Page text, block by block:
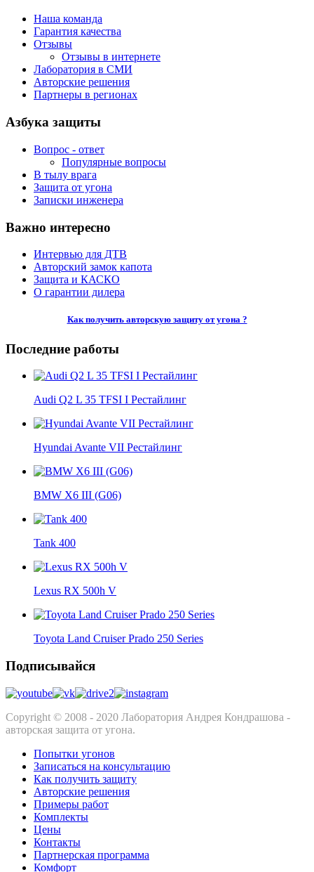
Наша команда
Гарантия качества
Отзывы
Отзывы в интернете
Лаборатория в СМИ
Авторские решения
Партнеры в регионах
Азбука защиты
Вопрос - ответ
Популярные вопросы
В тылу врага
Защита от угона
Записки инженера
Важно интересно
Интервью для ДТВ
Авторский замок капота
Защита и КАСКО
О гарантии дилера
Как получить авторскую защиту от угона ?
Последние работы
Audi Q2 L 35 TFSI I Рестайлинг
Hyundai Avante VII Рестайлинг
BMW X6 III (G06)
Tank 400
Lexus RX 500h V
Toyota Land Cruiser Prado 250 Series
Подписывайся
Copyright © 2008 - 2020 Лаборатория Андрея Кондрашова -
авторская защита от угона.
Попытки угонов
Записаться на консультацию
Как получить защиту
Авторские решения
Примеры работ
Комплекты
Цены
Контакты
Партнерская программа
Комфорт